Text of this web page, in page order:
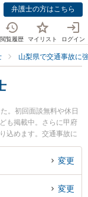
弁護士の方はこちら
閲覧履歴 マイリスト ログイン
山梨県で交通事故に
。初回面談無料や休日
も掲載中。さらに甲府
込めます。交通事故に
な分野での絞り込み検
やベリーベスト法律事
護士に相談したい』
変更
変更